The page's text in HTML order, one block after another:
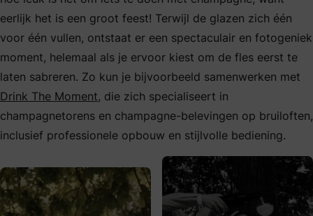
eerlijk het is een groot feest! Terwijl de glazen zich één
voor één vullen, ontstaat er een spectaculair en fotogeniek
moment, helemaal als je ervoor kiest om de fles eerst te
laten sabreren. Zo kun je bijvoorbeeld samenwerken met
Drink The Moment, die zich specialiseert in
champagnetorens en champagne-belevingen op bruiloften,
inclusief professionele opbouw en stijlvolle bediening.